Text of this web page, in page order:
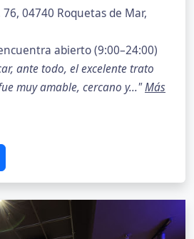
04740 Roquetas de Mar,
abierto (9:00–24:00)
ante todo, el excelente trato
muy amable, cercano y..."Más